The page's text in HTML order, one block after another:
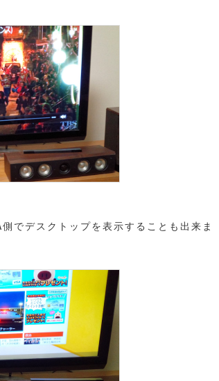
でデスクトップを表示することも出来ま